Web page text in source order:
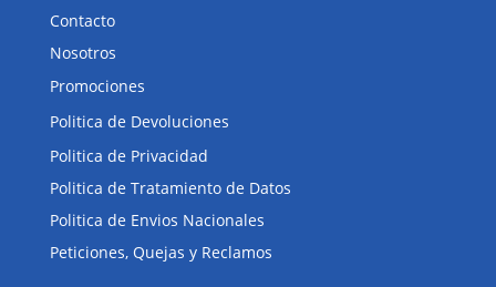
Contacto
Nosotros
Promociones
Politica de Devoluciones
Politica de Privacidad
Politica de Tratamiento de Datos
Politica de Envios Nacionales
Peticiones, Quejas y Reclamos